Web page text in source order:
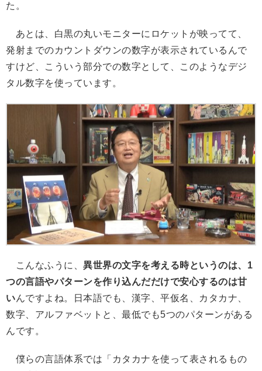
た。
あとは、白黒の丸いモニターにロケットが映ってて、
発射までのカウントダウンの数字が表示されているんで
すけど、こういう部分での数字として、このようなデジ
タル数字を使っています。
こんなふうに、 異世界の文字を考える時というのは、1
つの言語やパターンを作り込んだだけで安心するのは甘
いんですよね。日本語でも、漢字、平仮名、カタカナ、
数字、アルファベットと、最低でも5つのパターンがある
んです。
僕らの言語体系では「カタカナを使って表されるもの